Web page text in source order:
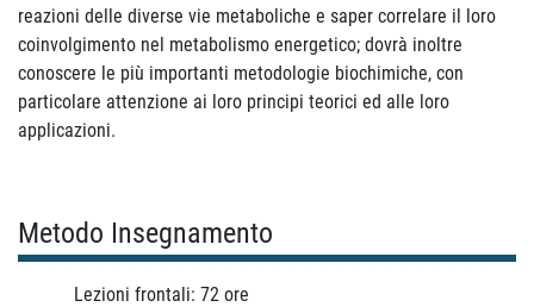
reazioni delle diverse vie metaboliche e saper correlare il loro
coinvolgimento nel metabolismo energetico; dovrà inoltre
conoscere le più importanti metodologie biochimiche, con
particolare attenzione ai loro principi teorici ed alle loro
applicazioni.
Metodo Insegnamento
Lezioni frontali: 72 ore